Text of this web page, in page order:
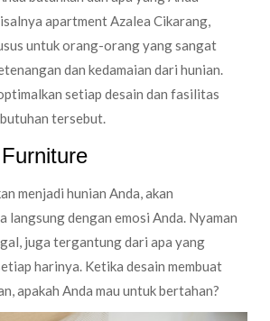
apartment Azalea Cikarang,
untuk orang-orang yang sangat
dan kedamaian dari hunian.
setiap desain dan fasilitas
tersebut.
menjadi hunian Anda, akan
langsung dengan emosi Anda. Nyaman
juga tergantung dari apa yang
harinya. Ketika desain membuat
apakah Anda mau untuk bertahan?